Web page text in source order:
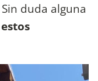
Sin duda alguna